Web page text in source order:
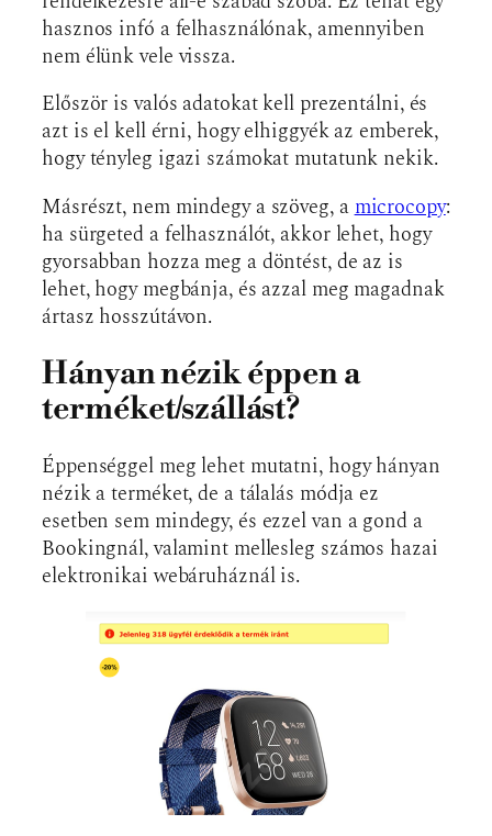
hasznos infó a felhasználónak, amennyiben
nem élünk vele vissza.
Először is valós adatokat kell prezentálni, és
azt is el kell érni, hogy elhiggyék az emberek,
hogy tényleg igazi számokat mutatunk nekik.
Másrészt, nem mindegy a szöveg, amicrocopy:
ha sürgeted a felhasználót, akkor lehet, hogy
gyorsabban hozza meg a döntést, de az is
lehet, hogy megbánja, és azzal meg magadnak
ártasz hosszútávon.
Hányan nézik éppen a
terméket/szállást?
Éppenséggel meg lehet mutatni, hogy hányan
nézik a terméket, de a tálalás módja ez
esetben sem mindegy, és ezzel van a gond a
Bookingnál, valamint mellesleg számos hazai
elektronikai webáruháznál is.